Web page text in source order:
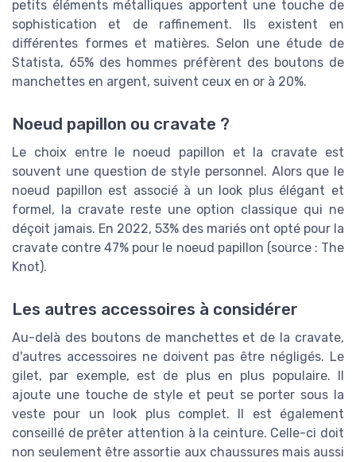
petits éléments métalliques apportent une touche de
sophistication et de raffinement. Ils existent en
différentes formes et matières. Selon une étude de
Statista, 65% des hommes préfèrent des boutons de
manchettes en argent, suivent ceux en or à 20%.
Noeud papillon ou cravate ?
Le choix entre le noeud papillon et la cravate est
souvent une question de style personnel. Alors que le
noeud papillon est associé à un look plus élégant et
formel, la cravate reste une option classique qui ne
déçoit jamais. En 2022, 53% des mariés ont opté pour la
cravate contre 47% pour le noeud papillon (source : The
Knot).
Les autres accessoires à considérer
Au-delà des boutons de manchettes et de la cravate,
d'autres accessoires ne doivent pas être négligés. Le
gilet, par exemple, est de plus en plus populaire. Il
ajoute une touche de style et peut se porter sous la
veste pour un look plus complet. Il est également
conseillé de prêter attention à la ceinture. Celle-ci doit
non seulement être assortie aux chaussures mais aussi